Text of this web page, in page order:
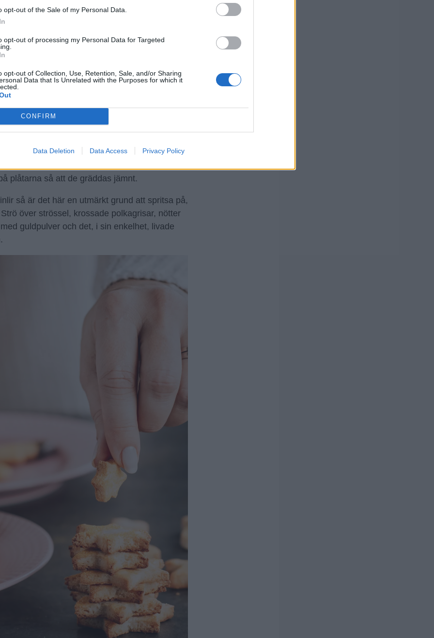
opt-out of the Sale of my Personal Data.
opt-out of processing my Personal Data for Targeted
opt-out of Collection, Use, Retention, Sale, and/or Sharing
Data that Is Unrelated with the Purposes for which it
CONFIRM
Data Deletion Data Access Privacy Policy
mandelmassan om du vill slippa ta ut formar.
plåtarna så att de gräddas jämnt.
så är det här en utmärkt grund att spritsa på,
över strössel, krossade polkagrisar, nötter
guldpulver och det, i sin enkelhet, livade